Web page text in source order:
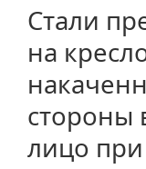
Стали
на
стороны
лицо